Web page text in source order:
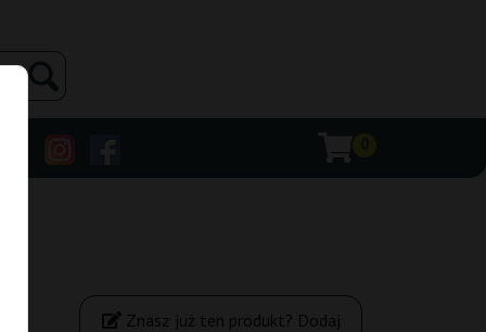
Znasz już ten produkt? Dodaj